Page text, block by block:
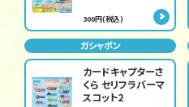
300円(税込)
ガシャポン
カードキャプターさ
くら セリフラバーマ
スコット2